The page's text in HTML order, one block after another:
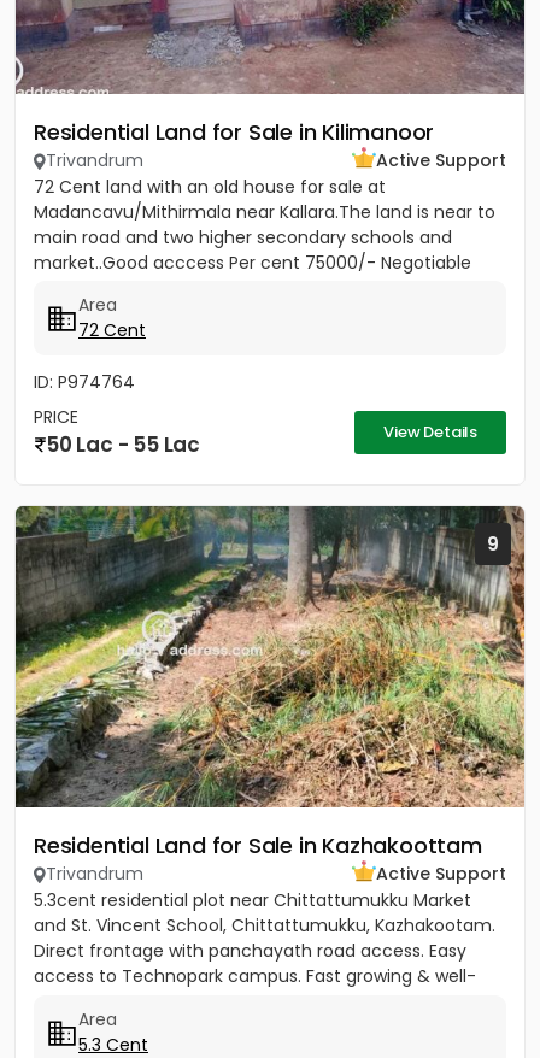
Residential Land for Sale in Kilimanoor
Trivandrum
Active Support
72 Cent land with an old house for sale at
Madancavu/Mithirmala near Kallara.The land is near to
main road and two higher secondary schools and
market..Good acccess Per cent 75000/- Negotiable
Area
72 Cent
ID: P974764
PRICE
50 Lac - 55 Lac View Details
9
Residential Land for Sale in Kazhakoottam
Trivandrum
Active Support
5.3cent residential plot near Chittattumukku Market
and St. Vincent School, Chittattumukku, Kazhakootam.
Direct frontage with panchayath road access. Easy
access to Technopark campus. Fast growing & well-
Area
5.3 Cent